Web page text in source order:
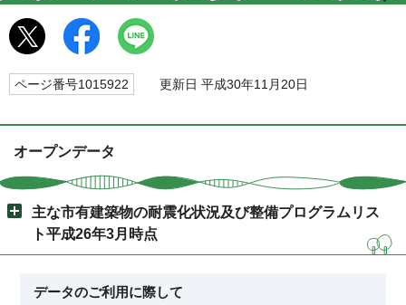
ページ番号1015922 更新日 平成30年11月20日
オープンデータ
主な市有建築物の耐震化状況及び整備プログラムリス
ト平成26年3月時点
データのご利用に際して